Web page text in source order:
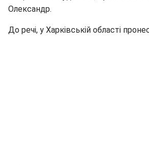
Олександр.
До речі, у Харківській області